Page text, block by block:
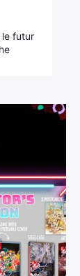
le futur